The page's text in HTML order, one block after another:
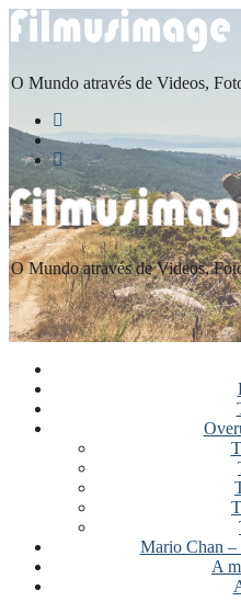
Saltar
para
Menu
Fechar
O Mundo através de Videos,
O Mundo através de Videos,
Mario Chan –
A